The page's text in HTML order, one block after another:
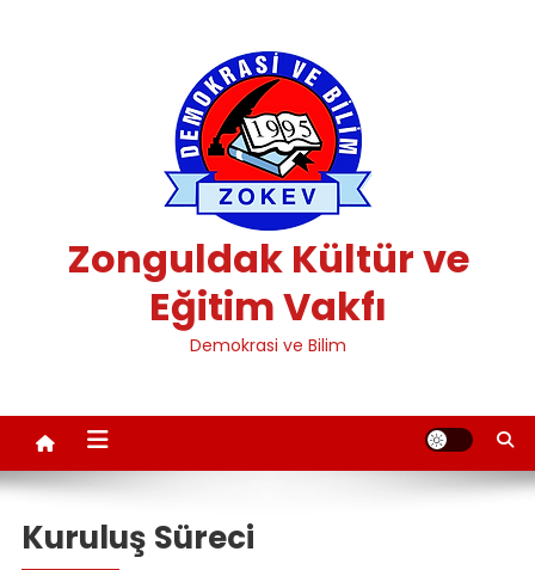
Zonguldak Kültür ve
Eğitim Vakfı
Demokrasi ve Bilim
Kuruluş Süreci